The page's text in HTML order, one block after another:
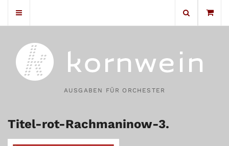
AUSGABEN FÜR ORCHESTER
Titel-rot-Rachmaninow-3.